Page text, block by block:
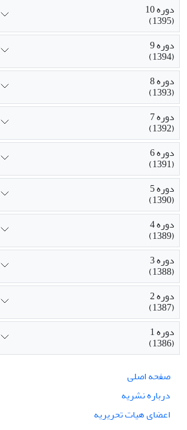
دوره 10
(1395)
دوره 9
(1394)
دوره 8
(1393)
دوره 7
(1392)
دوره 6
(1391)
دوره 5
(1390)
دوره 4
(1389)
دوره 3
(1388)
دوره 2
(1387)
دوره 1
(1386)
صفحه اصلی
درباره نشریه
اعضای هیات تحریریه